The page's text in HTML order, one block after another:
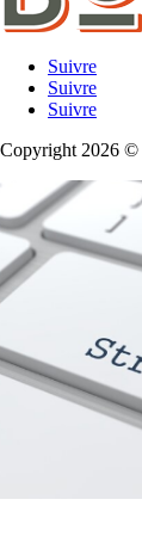
Suivre
Suivre
Suivre
Copyright 2026 ©